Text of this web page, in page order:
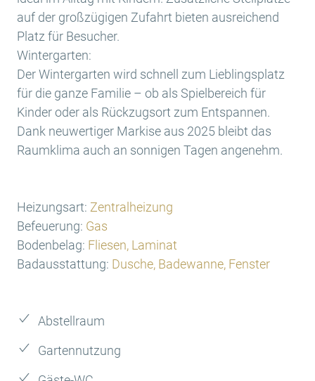
auf der großzügigen Zufahrt bieten ausreichend
Platz für Besucher.
Wintergarten:
Der Wintergarten wird schnell zum Lieblingsplatz
für die ganze Familie – ob als Spielbereich für
Kinder oder als Rückzugsort zum Entspannen.
Dank neuwertiger Markise aus 2025 bleibt das
Raumklima auch an sonnigen Tagen angenehm.
Heizungsart: Zentralheizung
Befeuerung: Gas
Bodenbelag: Fliesen, Laminat
Badausstattung: Dusche, Badewanne, Fenster
Abstellraum
Gartennutzung